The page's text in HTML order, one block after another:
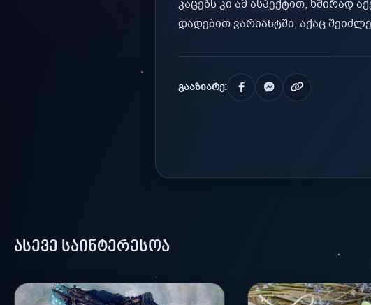
კაცებს კი ამ ასპექტით, ხშირად
დადებით ვარიანტში, აქაც
გააზიარე:
ᲐᲡᲔᲕᲔ ᲡᲐᲘᲜᲢᲔᲠᲔᲡᲝᲐ